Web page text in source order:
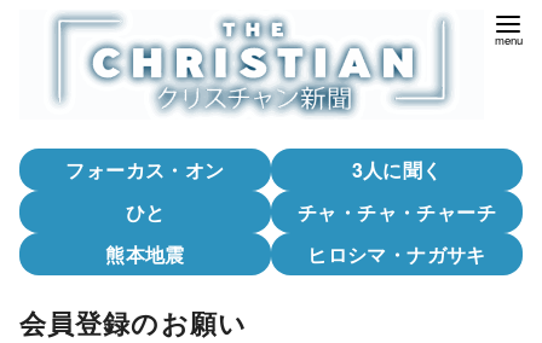
フォーカス・オン
3人に聞く
ひと
チャ・チャ・チャーチ
熊本地震
ヒロシマ・ナガサキ
会員登録のお願い